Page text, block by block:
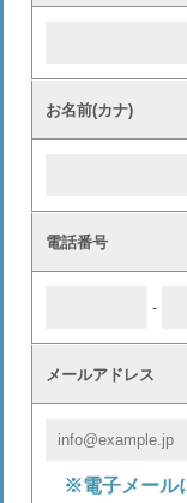
お名前(カナ)
電話番号
-
メールアドレス
※電子メール